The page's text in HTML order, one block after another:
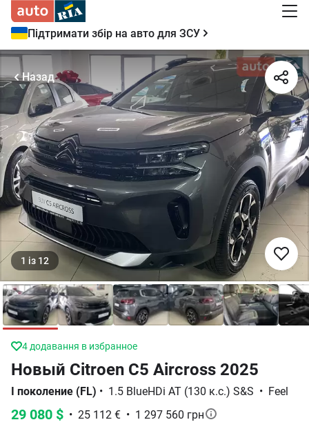
Підтримати збір на авто для ЗСУ
1 із 12
Назад
4 додавання в избранное
Новый Citroen C5 Aircross 2025
I поколение (FL) • 1.5 BlueHDi AT (130 к.с.) S&S • Feel
29 080 $ • 25 112 € • 1 297 560 грн